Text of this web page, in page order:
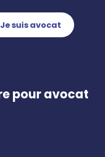
Je suis avocat
pour avocat